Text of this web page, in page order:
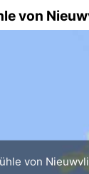
von
von